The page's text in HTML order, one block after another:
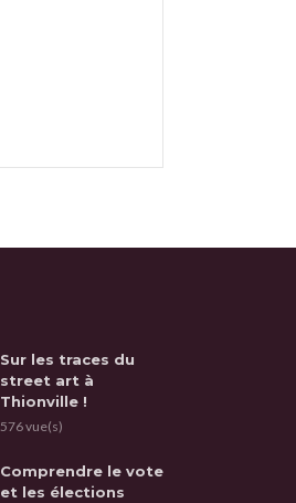
Sur les traces du
street art à
Thionville !
576 vue(s)
Comprendre le vote
et les élections